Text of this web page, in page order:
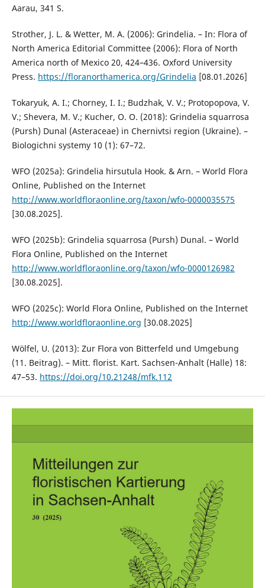
Aarau, 341 S.
Strother, J. L. & Wetter, M. A. (2006): Grindelia. – In: Flora of
North America Editorial Committee (2006): Flora of North
America north of Mexico 20, 424–436. Oxford University
Press. https://floranorthamerica.org/Grindelia [08.01.2026]
Tokaryuk, A. I.; Chorney, I. I.; Budzhak, V. V.; Protopopova, V.
V.; Shevera, M. V.; Kucher, O. O. (2018): Grindelia squarrosa
(Pursh) Dunal (Asteraceae) in Chernivtsi region (Ukraine). –
Biologichni systemy 10 (1): 67–72.
WFO (2025a): Grindelia hirsutula Hook. & Arn. – World Flora
Online, Published on the Internet
http://www.worldfloraonline.org/taxon/wfo-0000035575
[30.08.2025].
WFO (2025b): Grindelia squarrosa (Pursh) Dunal. – World
Flora Online, Published on the Internet
http://www.worldfloraonline.org/taxon/wfo-0000126982
[30.08.2025].
WFO (2025c): World Flora Online, Published on the Internet
http://www.worldfloraonline.org [30.08.2025]
Wölfel, U. (2013): Zur Flora von Bitterfeld und Umgebung
(11. Beitrag). – Mitt. florist. Kart. Sachsen-Anhalt (Halle) 18:
47–53. https://doi.org/10.21248/mfk.112